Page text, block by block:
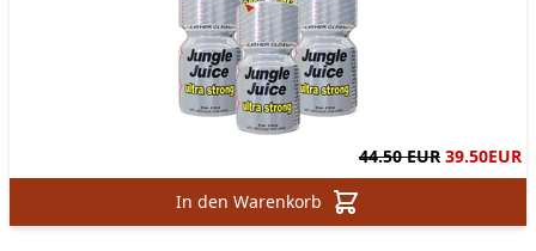
44.50 EUR 39.50EUR
In den Warenkorb